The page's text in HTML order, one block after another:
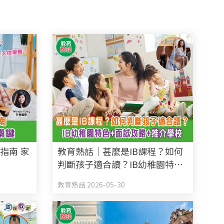
南 家
教育熱話｜甚麼是IB課程？如何
判斷孩子適合讀？IB幼稚園特色
教育熱話 2026-05-30